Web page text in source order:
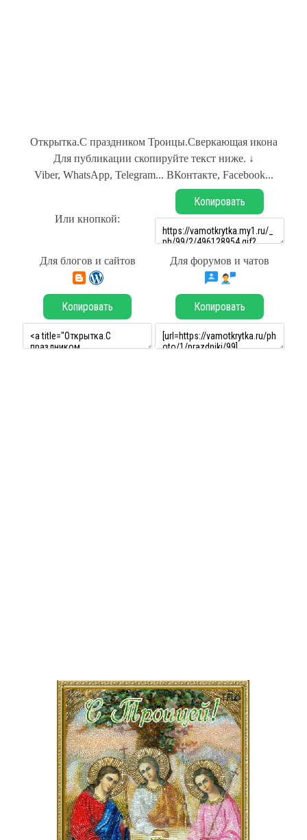
Открытка.С праздником Троицы.Сверкающая икона
Для публикации скопируйте текст ниже. ↓
Viber, WhatsApp, Telegram... ВКонтакте, Facebook...
Или кнопкой:
Копировать
Для блогов и сайтов Для форумов и чатов
Копировать Копировать